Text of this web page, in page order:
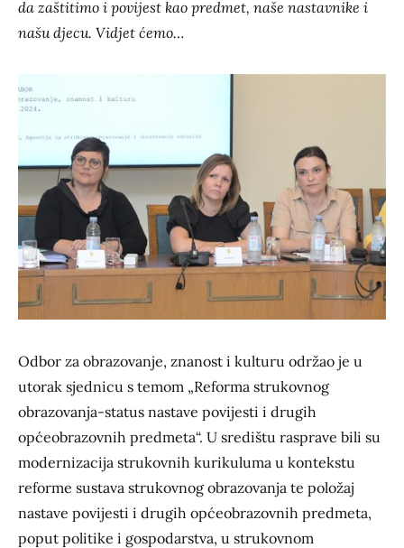
da zaštitimo i povijest kao predmet, naše nastavnike i
našu djecu. Vidjet ćemo…
Odbor za obrazovanje, znanost i kulturu održao je u
utorak sjednicu s temom „Reforma strukovnog
obrazovanja-status nastave povijesti i drugih
općeobrazovnih predmeta“. U središtu rasprave bili su
modernizacija strukovnih kurikuluma u kontekstu
reforme sustava strukovnog obrazovanja te položaj
nastave povijesti i drugih općeobrazovnih predmeta,
poput politike i gospodarstva, u strukovnom